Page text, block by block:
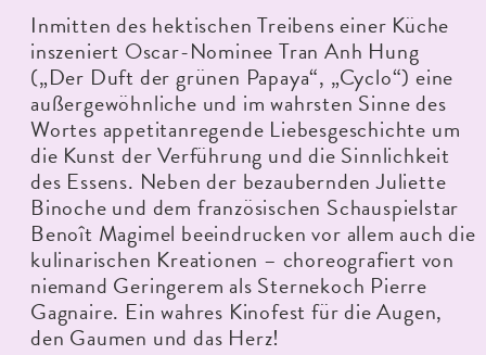
Inmitten des hektischen Treibens einer Küche
inszeniert Oscar-Nominee Tran Anh Hung
(„Der Duft der grünen Papaya“, „Cyclo“) eine
außergewöhnliche und im wahrsten Sinne des
Wortes appetitanregende Liebesgeschichte um
die Kunst der Verführung und die Sinnlichkeit
des Essens. Neben der bezaubernden Juliette
Binoche und dem französischen Schauspielstar
Benoît Magimel beeindrucken vor allem auch die
kulinarischen Kreationen – choreografiert von
niemand Geringerem als Sternekoch Pierre
Gagnaire. Ein wahres Kinofest für die Augen,
den Gaumen und das Herz!